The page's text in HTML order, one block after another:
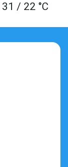
31 / 22 °C